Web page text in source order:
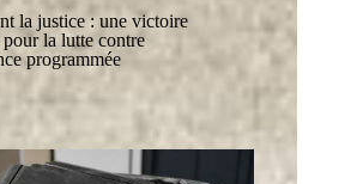
la justice : une victoire
la lutte contre
programmée